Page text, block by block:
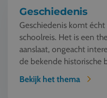
Geschiedenis
Geschiedenis komt
schoolreis. Het is een
aanslaat, ongeacht
de bekende historische
Bekijk het thema